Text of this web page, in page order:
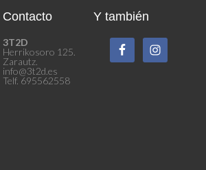
Contacto
3T2D
Herrikosoro 125.
Zarautz.
info@3t2d.es
Telf. 695562558
Y también